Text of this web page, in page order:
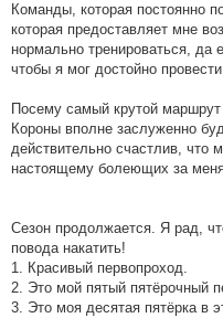
Команды, которая постоянно
которая предоставляет мне
нормально тренироваться, да
чтобы я мог достойно
Посему самый крутой
Короны вполне заслуженно
действительно счастлив, что
настоящему болеющих за
Сезон продолжается. Я рад,
повода накатить!
1. Красивый первопроход.
2. Это мой пятый пятёрочный
3. Это моя десятая пятёрка в